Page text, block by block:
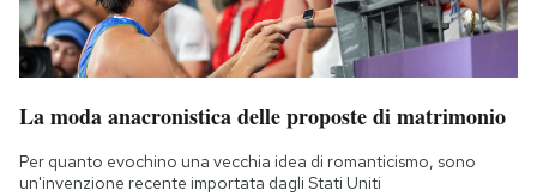
La moda anacronistica delle proposte di matrimonio
Per quanto evochino una vecchia idea di romanticismo, sono
un'invenzione recente importata dagli Stati Uniti